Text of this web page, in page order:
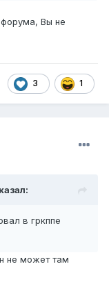
форума, Вы не
3 1
в гркппе
не может там